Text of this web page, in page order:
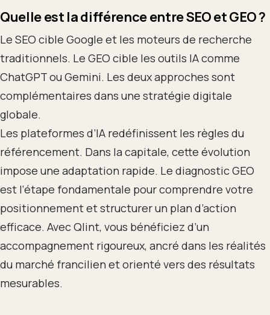
Quelle est la différence entre SEO et GEO ?
Le SEO cible Google et les moteurs de recherche
traditionnels. Le GEO cible les outils IA comme
ChatGPT ou Gemini. Les deux approches sont
complémentaires dans une stratégie digitale
globale.
Les plateformes d’IA redéfinissent les règles du
référencement. Dans la capitale, cette évolution
impose une adaptation rapide. Le diagnostic GEO
est l’étape fondamentale pour comprendre votre
positionnement et structurer un plan d’action
efficace. Avec Qlint, vous bénéficiez d’un
accompagnement rigoureux, ancré dans les réalités
du marché francilien et orienté vers des résultats
mesurables.